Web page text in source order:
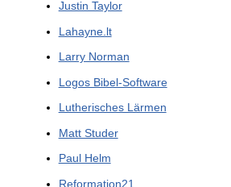
Justin Taylor
Lahayne.lt
Larry Norman
Logos Bibel-Software
Lutherisches Lärmen
Matt Studer
Paul Helm
Reformation21